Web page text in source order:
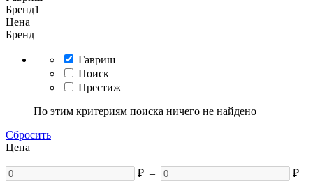
Бренд1
Цена
Бренд
Гавриш
Поиск
Престиж
По этим критериям поиска ничего не найдено
Сбросить
Цена
₽ – ₽